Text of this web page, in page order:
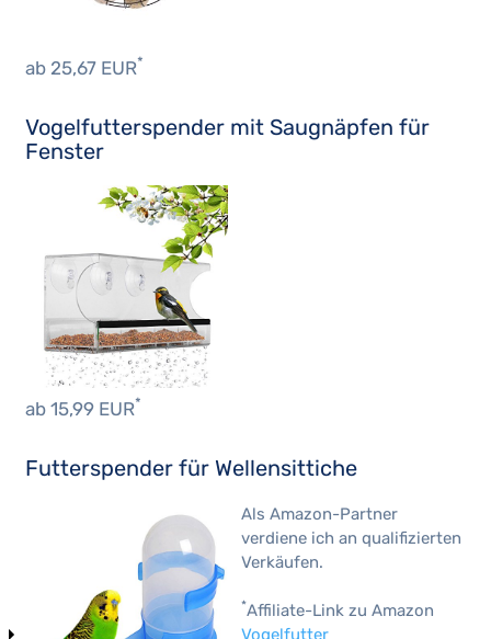
ab 25,67 EUR*
Vogelfutterspender mit Saugnäpfen für
Fenster
ab 15,99 EUR*
Futterspender für Wellensittiche
Als Amazon-Partner
verdiene ich an qualifizierten
Verkäufen.
*Affiliate-Link zu Amazon
Vogelfutter